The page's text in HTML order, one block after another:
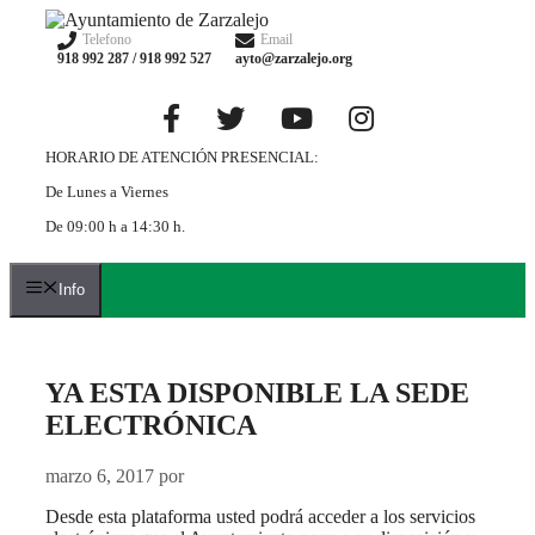
Saltar
contenido
Telefono
918 992 287 / 918 992 527
Email
ayto@zarzalejo.org
HORARIO DE ATENCIÓN PRESENCIAL:
De Lunes a Viernes
De 09:00 h a 14:30 h.
Info
YA ESTA DISPONIBLE LA SEDE
ELECTRÓNICA
marzo 6, 2017 por
Desde esta plataforma usted podrá acceder a los servicios